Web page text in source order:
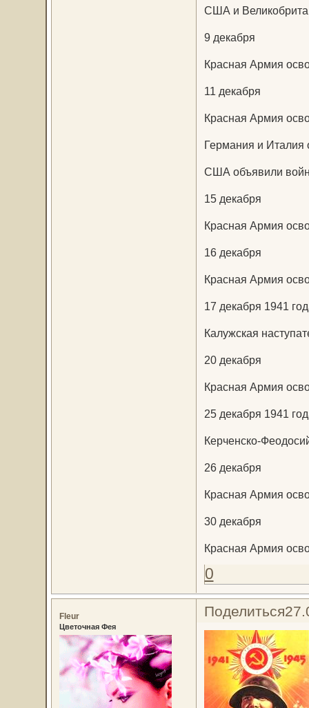
США и
9 декабря
Красная Армия
11 декабря
Красная Армия
Германия и
США объявили
15 декабря
Красная Армия
16 декабря
Красная Армия
17 декабря 1941
Калужская
20 декабря
Красная Армия
25 декабря 1941
Керченско-
26 декабря
Красная Армия
30 декабря
Красная Армия
0
Поделиться
Fleur
Цветочная Фея